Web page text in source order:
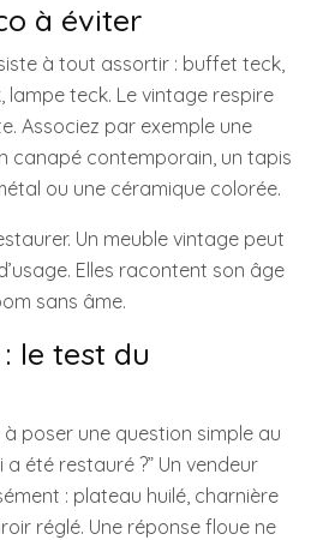
à éviter
à tout assortir : buffet teck,
lampe teck. Le vintage respire
Associez par exemple une
canapé contemporain, un tapis
ou une céramique colorée.
Un meuble vintage peut
Elles racontent son âge
sans âme.
le test du
poser une question simple au
a été restauré ?” Un vendeur
: plateau huilé, charnière
réglé. Une réponse floue ne